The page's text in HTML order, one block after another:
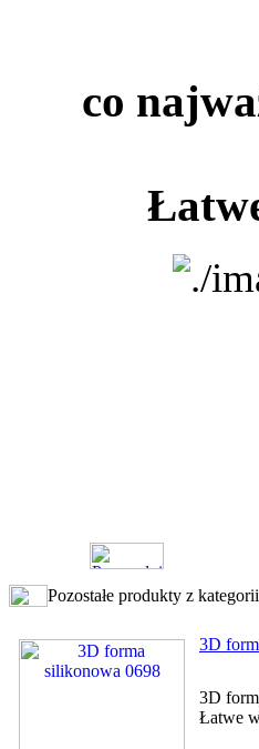
co
Pozostałe produkty z
3D
3D
Łatwe